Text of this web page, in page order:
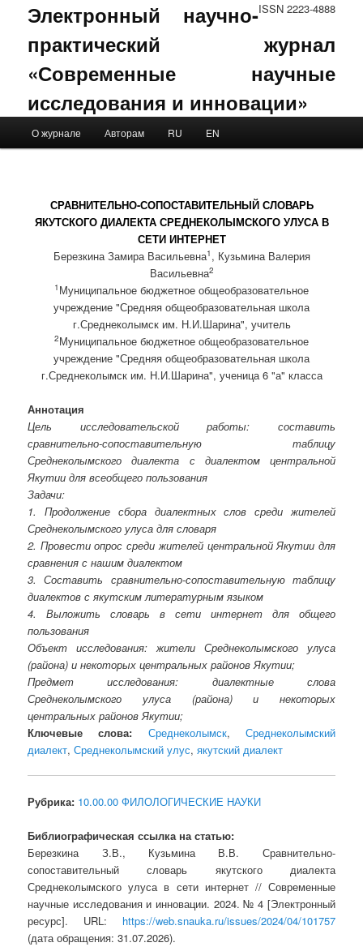
ISSN 2223-4888
Электронный научно-
практический журнал
«Современные научные
исследования и инновации»
Skip to primary content
Skip to secondary content
О журнале Авторам RU EN
СРАВНИТЕЛЬНО-СОПОСТАВИТЕЛЬНЫЙ СЛОВАРЬ
ЯКУТСКОГО ДИАЛЕКТА СРЕДНЕКОЛЫМСКОГО УЛУСА В
СЕТИ ИНТЕРНЕТ
Березкина Замира Васильевна1 , Кузьмина Валерия
Васильевна2
1 Муниципальное бюджетное общеобразовательное
учреждение "Средняя общеобразовательная школа
г.Среднеколымск им. Н.И.Шарина", учитель
2Муниципальное бюджетное общеобразовательное
учреждение "Средняя общеобразовательная школа
г.Среднеколымск им. Н.И.Шарина", ученица 6 "а" класса
Аннотация
Цель исследовательской работы: составить
сравнительно-сопоставительную таблицу
Среднеколымского диалекта с диалектом центральной
Якутии для всеобщего пользования
Задачи:
1. Продолжение сбора диалектных слов среди жителей
Среднеколымского улуса для словаря
2. Провести опрос среди жителей центральной Якутии для
сравнения с нашим диалектом
3. Составить сравнительно-сопоставительную таблицу
диалектов с якутским литературным языком
4. Выложить словарь в сети интернет для общего
пользования
Объект исследования: жители Среднеколымского улуса
(района) и некоторых центральных районов Якутии;
Предмет исследования: диалектные слова
Среднеколымского улуса (района) и некоторых
центральных районов Якутии;
Ключевые слова:
Среднеколымск, Среднеколымский
диалект,Среднеколымский улус,якутский диалект
Рубрика: 10.00.00 ФИЛОЛОГИЧЕСКИЕ НАУКИ
Библиографическая ссылка на статью:
Березкина З.В., Кузьмина В.В. Сравнительно-
сопоставительный словарь якутского диалекта
Среднеколымского улуса в сети интернет // Современные
научные исследования и инновации. 2024. № 4 [Электронный
ресурс]. URL: https://web.snauka.ru/issues/2024/04/101757
(дата обращения: 31.07.2026).